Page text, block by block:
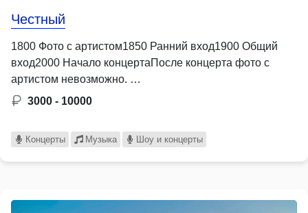
Честный
1800 Фото с артистом1850 Ранний вход1900 Общий
вход2000 Начало концертаПосле концерта фото с
артистом невозможно. …
3000 - 10000
Концерты Музыка Шоу и концерты